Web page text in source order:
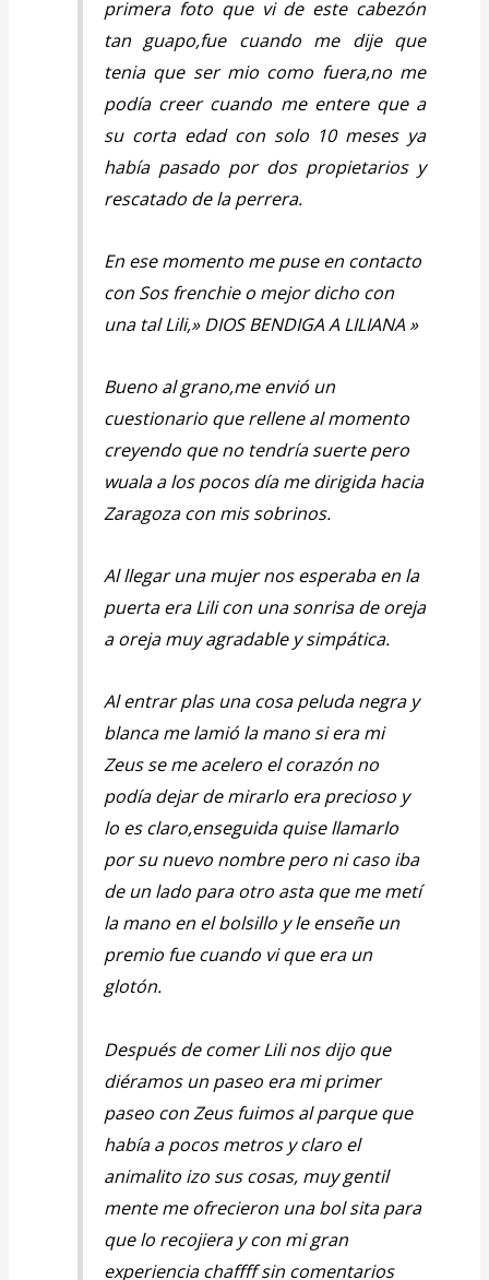
primera foto que vi de este cabezón
tan guapo,fue cuando me dije que
tenia que ser mio como fuera,no me
podía creer cuando me entere que a
su corta edad con solo 10 meses ya
había pasado por dos propietarios y
rescatado de la perrera.
En ese momento me puse en contacto
con Sos frenchie o mejor dicho con
una tal Lili,» DIOS BENDIGA A LILIANA »
Bueno al grano,me envió un
cuestionario que rellene al momento
creyendo que no tendría suerte pero
wuala a los pocos día me dirigida hacia
Zaragoza con mis sobrinos.
Al llegar una mujer nos esperaba en la
puerta era Lili con una sonrisa de oreja
a oreja muy agradable y simpática.
Al entrar plas una cosa peluda negra y
blanca me lamió la mano si era mi
Zeus se me acelero el corazón no
podía dejar de mirarlo era precioso y
lo es claro,enseguida quise llamarlo
por su nuevo nombre pero ni caso iba
de un lado para otro asta que me metí
la mano en el bolsillo y le enseñe un
premio fue cuando vi que era un
glotón.
Después de comer Lili nos dijo que
diéramos un paseo era mi primer
paseo con Zeus fuimos al parque que
había a pocos metros y claro el
animalito izo sus cosas, muy gentil
mente me ofrecieron una bol sita para
que lo recojiera y con mi gran
experiencia chaffff sin comentarios